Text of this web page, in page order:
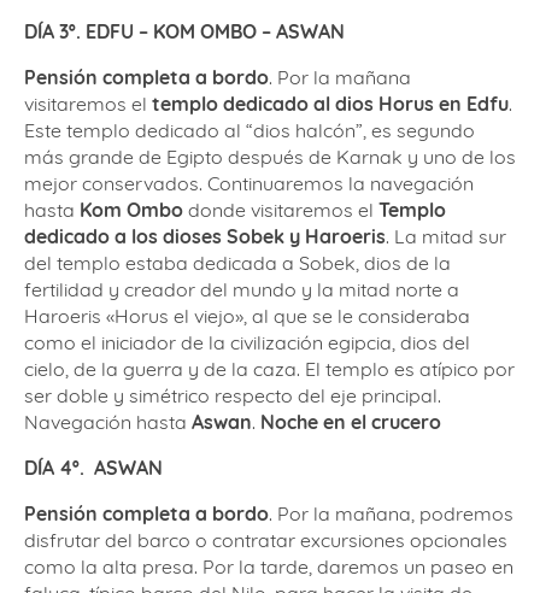
DÍA 3º. EDFU – KOM OMBO – ASWAN
Pensión completa a bordo. Por la mañana
visitaremos el templo dedicado al dios Horus en Edfu.
Este templo dedicado al “dios halcón”, es segundo
más grande de Egipto después de Karnak y uno de los
mejor conservados. Continuaremos la navegación
hasta Kom Ombo donde visitaremos el Templo
dedicado a los dioses Sobek y Haroeris. La mitad sur
del templo estaba dedicada a Sobek, dios de la
fertilidad y creador del mundo y la mitad norte a
Haroeris «Horus el viejo», al que se le consideraba
como el iniciador de la civilización egipcia, dios del
cielo, de la guerra y de la caza. El templo es atípico por
ser doble y simétrico respecto del eje principal.
Navegación hasta Aswan. Noche en el crucero
DÍA 4º. ASWAN
Pensión completa a bordo. Por la mañana, podremos
disfrutar del barco o contratar excursiones opcionales
como la alta presa. Por la tarde, daremos un paseo en